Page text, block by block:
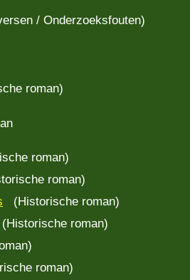
/ Onderzoeksfouten)
roman)
roman)
roman)
(Historische roman)
roman)
roman)